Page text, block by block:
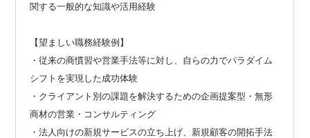
関する一般的な知識や活用経験
【望ましい職務経験例】
・従来の商慣習や営業手法等に対し、自らの力でパラダイム
シフトを実現した成功体験
・クライアント別の課題を解決するための企画提案型・無形
商材の営業・コンサルティング
・法人向けの新規サービスの立ち上げ、新規顧客の開拓手法